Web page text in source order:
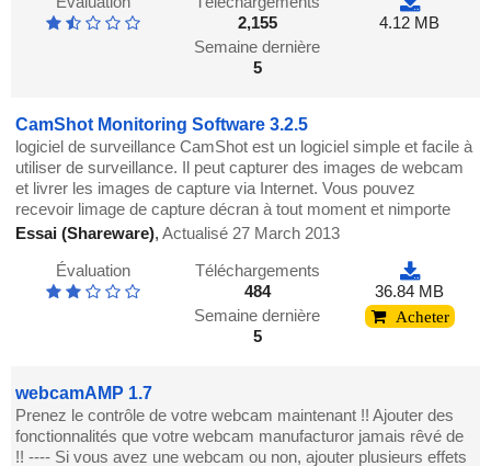
2,155
Semaine dernière
5
4.12 MB
CamShot Monitoring Software 3.2.5
logiciel de surveillance CamShot est un logiciel simple et facile à
utiliser de surveillance. Il peut capturer des images de webcam
et livrer les images de capture via Internet. Vous pouvez
recevoir limage de capture décran à tout moment et nimporte
Essai (Shareware),Actualisé 27 March 2013
Évaluation
Téléchargements
484
Semaine dernière
5
36.84 MB
Acheter
webcamAMP 1.7
Prenez le contrôle de votre webcam maintenant !! Ajouter des
fonctionnalités que votre webcam manufacturor jamais rêvé de
!! ---- Si vous avez une webcam ou non, ajouter plusieurs effets